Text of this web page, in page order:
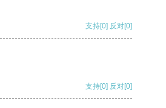
支持[0] 反对[0]
支持[0] 反对[0]